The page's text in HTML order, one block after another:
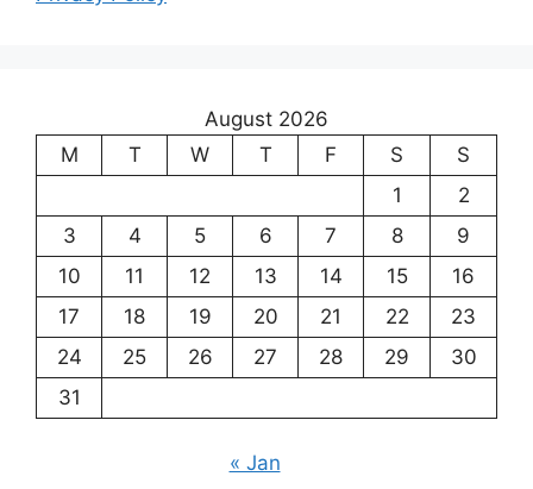
August 2026
M
T W T F S
S
1
2
3
4 5 6 7 8
9
10
11 12 13 14 15
16
17
18 19 20 21 22
23
24
25 26 27 28 29
30
31
« Jan